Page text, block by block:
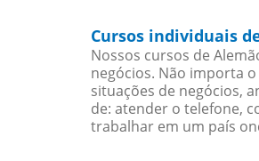
Cursos individuais
Nossos cursos de
negócios. Não importa
situações de negócios,
de: atender o telefone,
trabalhar em um país